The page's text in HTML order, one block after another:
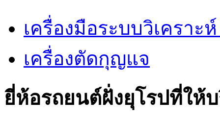
เครื่องมือระบบวิเคราะ
เครื่องตัดกุญแจ
ยี่ห้อรถยนต์ฝั่งยุโรปที่ให้